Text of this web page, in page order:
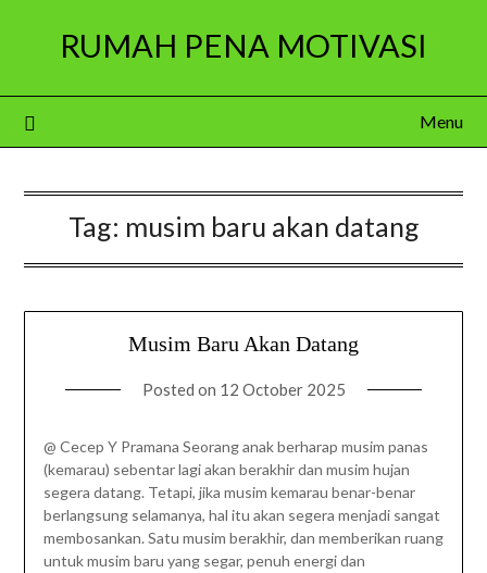
RUMAH PENA MOTIVASI
Menu
Tag: musim baru akan datang
Musim Baru Akan Datang
Posted on 12 October 2025
@ Cecep Y Pramana Seorang anak berharap musim panas
(kemarau) sebentar lagi akan berakhir dan musim hujan
segera datang. Tetapi, jika musim kemarau benar-benar
berlangsung selamanya, hal itu akan segera menjadi sangat
membosankan. Satu musim berakhir, dan memberikan ruang
untuk musim baru yang segar, penuh energi dan